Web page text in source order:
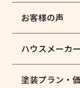
お客様の声
ハウスメーカ
塗装プラン・